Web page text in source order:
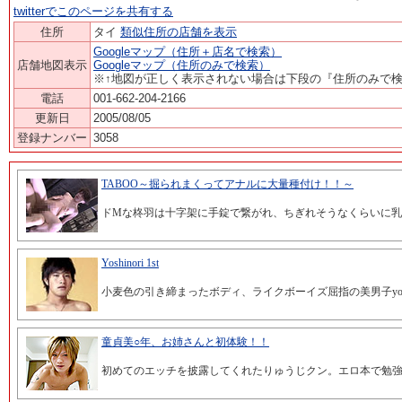
twitterでこのページを共有する
住所
タイ 類似住所の店舗を表示
店舗地図表示
Googleマップ（住所＋店名で検索）
Googleマップ（住所のみで検索）
※↑地図が正しく表示されない場合は下段の『住所のみで
電話
001-662-204-2166
更新日
2005/08/05
登録ナンバー 3058